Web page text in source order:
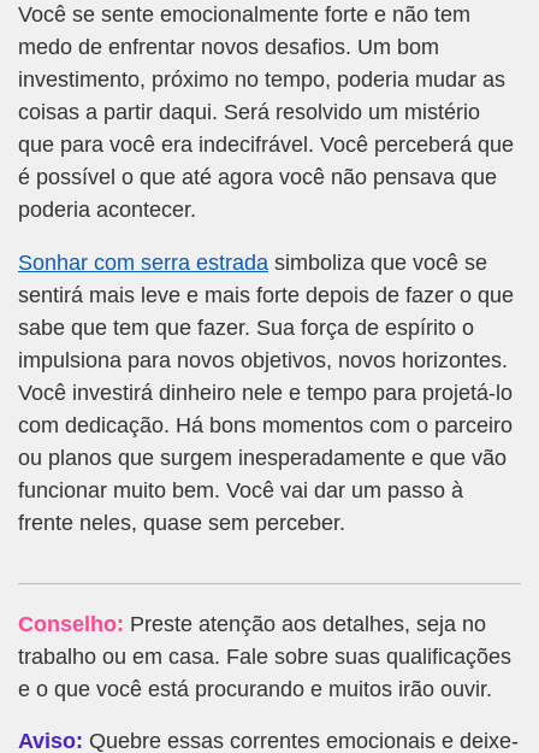
Você se sente emocionalmente forte e não tem
medo de enfrentar novos desafios. Um bom
investimento, próximo no tempo, poderia mudar as
coisas a partir daqui. Será resolvido um mistério
que para você era indecifrável. Você perceberá que
é possível o que até agora você não pensava que
poderia acontecer.
Sonhar com serra estrada simboliza que você se
sentirá mais leve e mais forte depois de fazer o que
sabe que tem que fazer. Sua força de espírito o
impulsiona para novos objetivos, novos horizontes.
Você investirá dinheiro nele e tempo para projetá-lo
com dedicação. Há bons momentos com o parceiro
ou planos que surgem inesperadamente e que vão
funcionar muito bem. Você vai dar um passo à
frente neles, quase sem perceber.
Conselho: Preste atenção aos detalhes, seja no
trabalho ou em casa. Fale sobre suas qualificações
e o que você está procurando e muitos irão ouvir.
Aviso: Quebre essas correntes emocionais e deixe-